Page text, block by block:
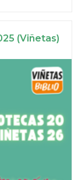
(Viñetas)